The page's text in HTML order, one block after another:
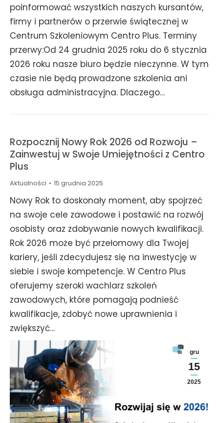
poinformować wszystkich naszych kursantów,
firmy i partnerów o przerwie świątecznej w
Centrum Szkoleniowym Centro Plus. Terminy
przerwy:Od 24 grudnia 2025 roku do 6 stycznia
2026 roku nasze biuro będzie nieczynne. W tym
czasie nie będą prowadzone szkolenia ani
obsługa administracyjna. Dlaczego…
Rozpocznij Nowy Rok 2026 od Rozwoju –
Zainwestuj w Swoje Umiejętności z Centro
Plus
Aktualności 15 grudnia 2025
Nowy Rok to doskonały moment, aby spojrzeć
na swoje cele zawodowe i postawić na rozwój
osobisty oraz zdobywanie nowych kwalifikacji.
Rok 2026 może być przełomowy dla Twojej
kariery, jeśli zdecydujesz się na inwestycję w
siebie i swoje kompetencje. W Centro Plus
oferujemy szeroki wachlarz szkoleń
zawodowych, które pomagają podnieść
kwalifikacje, zdobyć nowe uprawnienia i
zwiększyć…
gru
15
2025